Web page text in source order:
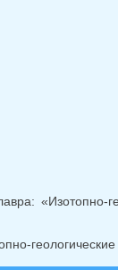
отправки email)
«Изотопно-
геологические